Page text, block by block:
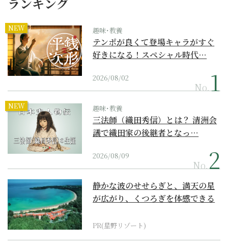
NEW 趣味･教養
テンポが良くて登場キャラがすぐ
好きになる！スペシャル時代…
2026/08/02
No.
NEW 趣味･教養
三法師（織田秀信）とは？ 清洲会
議で織田家の後継者となっ…
2026/08/09
No.
静かな波のせせらぎと、満天の星
が広がり、くつろぎを体感できる
PR(星野リゾート)